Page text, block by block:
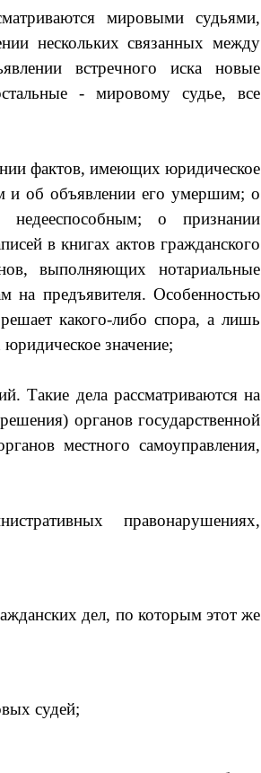
мировыми судьями,
нескольких связанных между
встречного иска новые
- мировому судье, все
фактов, имеющих юридическое
и об объявлении его умершим; о
недееспособным; о признании
в книгах актов гражданского
выполняющих нотариальные
на предъявителя. Особенностью
какого-либо спора, а лишь
значение;
Такие дела рассматриваются на
органов государственной
местного самоуправления,
правонарушениях,
дел, по которым этот же
судей;